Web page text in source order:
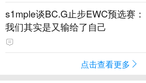
s1mple谈BC.G止步EWC预选赛：
我们其实是又输给了自己
点击查看更多